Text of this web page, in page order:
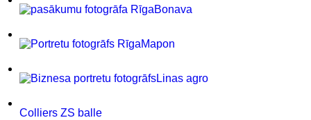
Bonava
Mapon
Linas agro
Colliers ZS balle